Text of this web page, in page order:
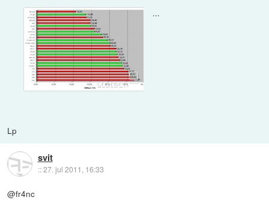
...
Lp
svit
::27. jul 2011, 16:33
@fr4nc